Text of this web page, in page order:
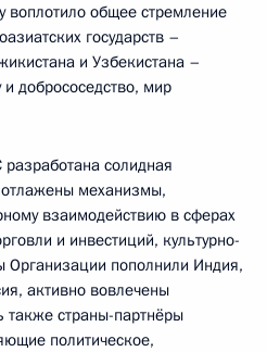
воплотило общее стремление
государств –
и Узбекистана –
добрососедство, мир
солидная
механизмы,
взаимодействию в сферах
и инвестиций, культурно-
Организации пополнили Индия,
активно вовлечены
также страны-партнёры
политическое,